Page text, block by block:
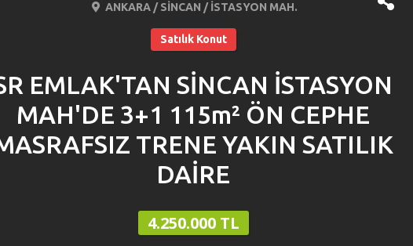
ANKARA / SİNCAN / İSTASYON MAH.
Satılık Konut
EMLAK'TAN SİNCAN İSTASYON
MAH'DE 3+1 115m² ÖN CEPHE
TRENE YAKIN SATILIK
DAİRE
4.250.000 TL